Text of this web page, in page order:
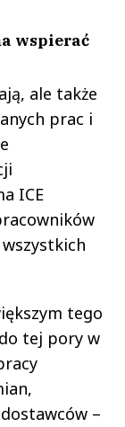
wspierać
ale także
prac i
ICE
tego
tej pory w
–